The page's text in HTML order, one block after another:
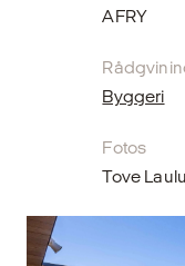
AFRY
Byggeri
Fotos
Tove